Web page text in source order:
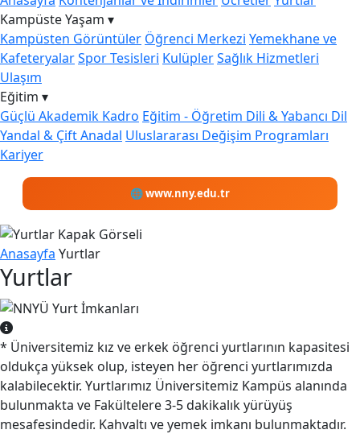
Kampüste Yaşam ▾
Kampüsten Görüntüler Öğrenci Merkezi Yemekhane ve
KafeteryalarSpor Tesisleri KulüplerSağlık Hizmetleri
Ulaşım
Eğitim ▾
Güçlü Akademik Kadro Eğitim - Öğretim Dili & Yabancı Dil
Yandal & Çift Anadal Uluslararası Değişim Programları
Kariyer
🌐 www.nny.edu.tr
Anasayfa Yurtlar
Yurtlar
* Üniversitemiz kız ve erkek öğrenci yurtlarının kapasitesi
oldukça yüksek olup, isteyen her öğrenci yurtlarımızda
kalabilecektir. Yurtlarımız Üniversitemiz Kampüs alanında
bulunmakta ve Fakültelere 3-5 dakikalık yürüyüş
mesafesindedir. Kahvaltı ve yemek imkanı bulunmaktadır.